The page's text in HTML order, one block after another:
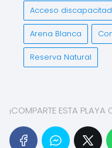
Acceso
Arena Blanca
Reserva Natural
¡COMPARTE ESTA